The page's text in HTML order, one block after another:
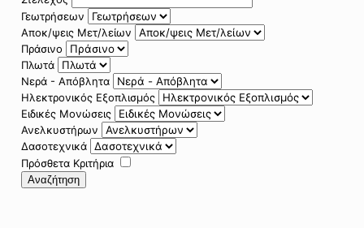
Γεωτρήσεων
Αποκ/ψεις Μετ/λείων
Πράσινο
Πλωτά
Νερά - Απόβλητα
Ηλεκτρονικός Εξοπλισμός
Ειδικές Μονώσεις
Ανελκυστήρων
Δασοτεχνικά
Πρόσθετα Κριτήρια
Αναζήτηση